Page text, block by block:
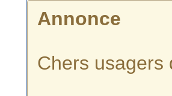
Annonce
Chers usagers